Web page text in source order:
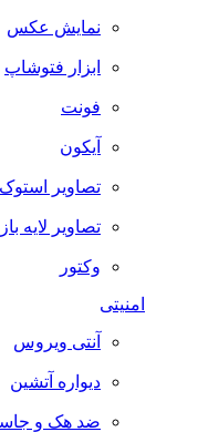
نمایش عکس
ابزار فتوشاپ
فونت
آیکون
تصاویر استوک
تصاویر لایه باز
وکتور
امنیتی
آنتی ویروس
دیواره آتشین
ضد هک و